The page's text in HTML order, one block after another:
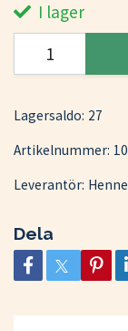
I lager
Lagersaldo: 27
Artikelnummer:
Leverantör:
Dela